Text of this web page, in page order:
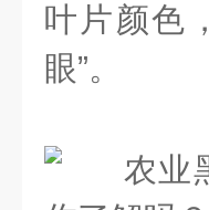
叶片颜色
眼”。